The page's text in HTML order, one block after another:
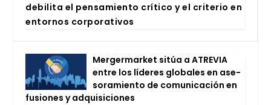
debi­li­ta el pen­sa­mien­to crí­ti­co y el cri­te­rio en
entor­nos cor­po­ra­ti­vos
Mer­ger­mar­ket sitúa a ATRE­VIA
entre los líde­res glo­ba­les en ase­
so­ra­mien­to de comu­ni­ca­ción en
fusio­nes y adqui­si­cio­nes